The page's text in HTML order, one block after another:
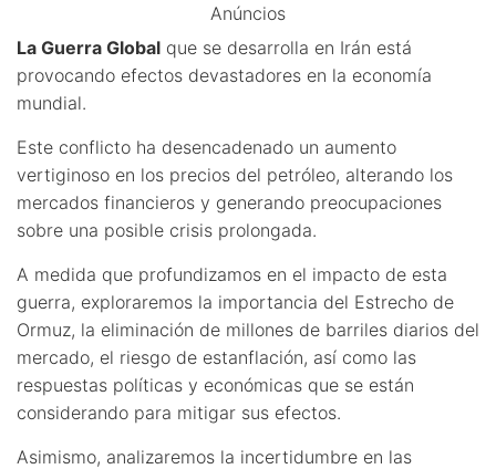
Anúncios
La Guerra Global que se desarrolla en Irán está
provocando efectos devastadores en la economía
mundial.
Este conflicto ha desencadenado un aumento
vertiginoso en los precios del petróleo, alterando los
mercados financieros y generando preocupaciones
sobre una posible crisis prolongada.
A medida que profundizamos en el impacto de esta
guerra, exploraremos la importancia del Estrecho de
Ormuz, la eliminación de millones de barriles diarios del
mercado, el riesgo de estanflación, así como las
respuestas políticas y económicas que se están
considerando para mitigar sus efectos.
Asimismo, analizaremos la incertidumbre en las